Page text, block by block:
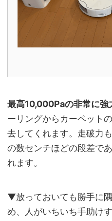
最高10,000Paの非常に強
ーリングからカーペット
去してくれます。走破力
の数センチほどの段差で
れます。
▼放っておいても勝手に
め、人がいちいち手助け